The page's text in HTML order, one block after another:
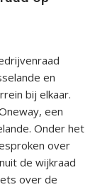
en
bij elkaar.
een
Onder het
over
de wijkraad
over de